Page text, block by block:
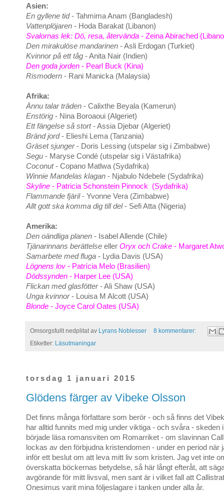
Asien:
En gyllene tid- Tahmima Anam (Bangladesh)
Vattenplöjaren - Hoda Barakat (Libanon)
Svalornas lek: Dö, resa, återvända - Zeina Abirached
Den mirakulöse mandarinen - Asli Erdogan (Turkiet)
Kvinnor på ett tåg - Anita Nair (Indien)
Den goda jorden - Pearl Buck (Kina)
Rismodern - Rani Manicka (Malaysia)
Afrika:
Ännu talar träden - Calixthe Beyala (Kamerun)
Enstörig - Nina Boroaoui (Algeriet)
Ett fängelse så stort- Assia Djebar (Algeriet)
Bränd jord- Elieshi Lema (Tanzania)
Gräset sjunger- Doris Lessing (utspelar sig i Zimbabwe)
Segu - Maryse Condé (utspelar sig i Västafrika)
Coconut- Copano Matlwa (Sydafrika)
Winnie Mandelas klagan - Njabulo Ndebele (Sydafrika)
Skyline - Patricia Schonstein Pinnock (Sydafrika)
Flammande fjäril- Yvonne Vera (Zimbabwe)
Allt gott ska komma dig till del- Sefi Atta (Nigeria)
Amerika:
Den oändliga planen - Isabel Allende (Chile)
Tjänarinnans berättelse eller Oryx och Crake - Margaret
Samarbete med fluga - Lydia Davis (USA)
Lögnens lov - Patrícia Melo (Brasilien)
Dödssynden - Harper Lee (USA)
Flickan med glasfötter- Ali Shaw (USA)
Unga kvinnor- Louisa M Alcott (USA)
Blonde - Joyce Carol Oates (USA)
Omsorgsfullt nedplitat av Lyrans Noblesser
8 kommentarer:
Etiketter: Läsutmaningar
torsdag 1 januari 2015
Glödens färger av Vibeke Olsson
Det finns många författare som berör - och så finns det
har alltid funnits med mig under viktiga - och svåra - skeden
började läsa romansviten om Romarriket - om slavinnan
lockas av den förbjudna kristendomen - under en period när
inför ett beslut om att leva mitt liv som kristen. Jag vet inte
överskatta böckernas betydelse, så här långt efteråt, att
avgörande för mitt livsval, men sant är i vilket fall att
Onesimus varit mina följeslagare i tanken under alla år.